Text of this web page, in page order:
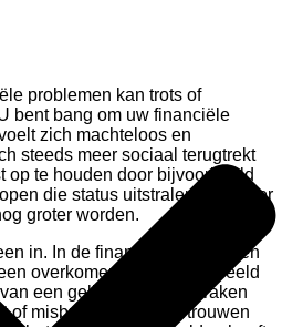
problemen kan trots of
bent bang om uw financiële
zich machteloos en
steeds meer sociaal terugtrekt
op te houden door bijvoorbeeld
die status uitstralen waardoor
groter worden.
in. In de financiële problemen
overkomen door bijvoorbeeld
een geliefde, het kwijtraken
of misbruik van uw vertrouwen